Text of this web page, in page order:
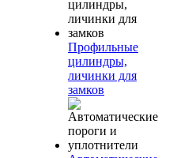
Профильные
цилиндры,
личинки для
замков